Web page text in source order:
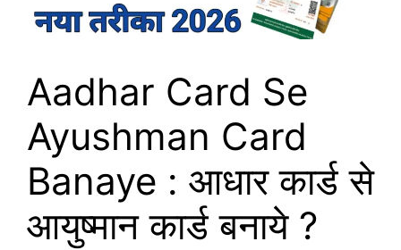
Aadhar Card Se
Ayushman Card
Banaye : आधार कार्ड से
आयुष्मान कार्ड बनाये ?